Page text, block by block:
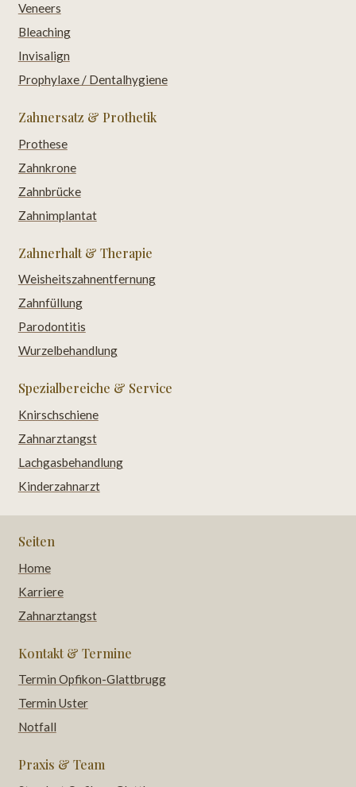
Veneers
Bleaching
Invisalign
Prophylaxe / Dentalhygiene
Zahnersatz & Prothetik
Prothese
Zahnkrone
Zahnbrücke
Zahnimplantat
Zahnerhalt & Therapie
Weisheitszahnentfernung
Zahnfüllung
Parodontitis
Wurzelbehandlung
Spezialbereiche & Service
Knirschschiene
Zahnarztangst
Lachgasbehandlung
Kinderzahnarzt
Seiten
Home
Karriere
Zahnarztangst
Kontakt & Termine
Termin Opfikon-Glattbrugg
Termin Uster
Notfall
Praxis & Team